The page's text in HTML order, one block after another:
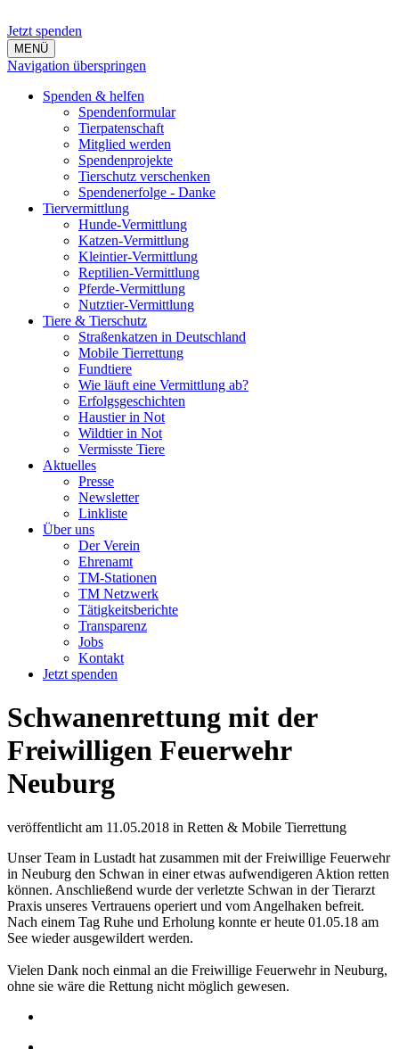
Jetzt spenden
MENÜ
Navigation überspringen
Spenden & helfen
Spendenformular
Tierpatenschaft
Mitglied werden
Spendenprojekte
Tierschutz verschenken
Spendenerfolge - Danke
Tiervermittlung
Hunde-Vermittlung
Katzen-Vermittlung
Kleintier-Vermittlung
Reptilien-Vermittlung
Pferde-Vermittlung
Nutztier-Vermittlung
Tiere & Tierschutz
Straßenkatzen in Deutschland
Mobile Tierrettung
Fundtiere
Wie läuft eine Vermittlung ab?
Erfolgsgeschichten
Haustier in Not
Wildtier in Not
Vermisste Tiere
Aktuelles
Presse
Newsletter
Linkliste
Über uns
Der Verein
Ehrenamt
TM-Stationen
TM Netzwerk
Tätigkeitsberichte
Transparenz
Jobs
Kontakt
Jetzt spenden
Schwanenrettung mit der
Freiwilligen Feuerwehr
Neuburg
veröffentlicht am 11.05.2018 in Retten & Mobile Tierrettung
Unser Team in Lustadt hat zusammen mit der Freiwillige Feuerwehr
in Neuburg den Schwan in einer etwas aufwendigeren Aktion retten
können. Anschließend wurde der verletzte Schwan in der Tierarzt
Praxis unseres Vertrauens operiert und vom Angelhaken befreit.
Nach einem Tag Ruhe und Erholung konnte er heute 01.05.18 am
See wieder ausgewildert werden.
Vielen Dank noch einmal an die Freiwillige Feuerwehr in Neuburg,
ohne sie wäre die Rettung nicht möglich gewesen.